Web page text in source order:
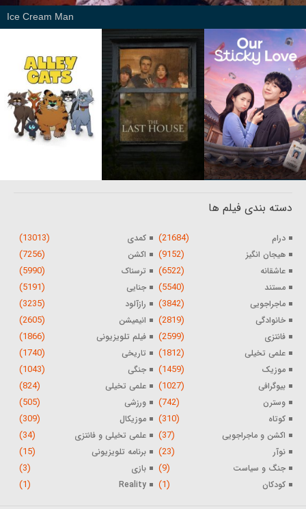
Ice Cream Man
دسته بندی فیلم ها
درام (21684) کمدی (13013)
هیجان انگیز (9152) اکشن (7256)
عاشقانه (6522) ترسناک (5990)
مستند (5540) جنایی (5191)
ماجراجویی (3842) رازآلود (3235)
خانوادگی (2819) انیمیشن (2605)
فانتزی (2599) فیلم تلویزیونی (1866)
علمی تخیلی (1812) تاریخی (1740)
موزیک (1459) جنگی (1043)
بیوگرافی (1027) علمی تخیلی (824)
وسترن (742) ورزشی (505)
کوتاه (310) موزیکال (309)
اکشن و ماجراجویی (37) علمی تخیلی و فانتزی (34)
نوآر (23) برنامه تلویزیونی (15)
جنگ و سیاست (9) بازی (3)
کودکان (1)
Reality
(1)